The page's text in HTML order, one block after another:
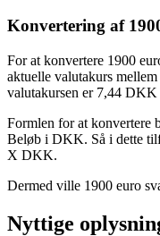
Konvertering af
For at konvertere 1900
aktuelle valutakurs
valutakursen er 7,44 DKK
Formlen for at konvertere
Beløb i DKK. Så i dette
X DKK.
Dermed ville 1900 euro
Nyttige